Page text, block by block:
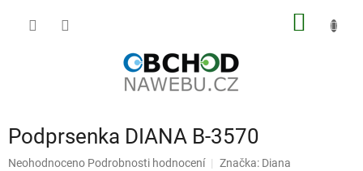
Podprsenka DIANA B-3570
Průměrné
Neohodnoceno Podrobnosti hodnocení Značka: Diana